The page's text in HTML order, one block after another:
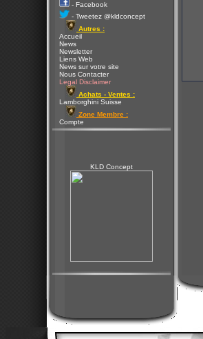
- Facebook
- Tweetez @kldconcept
Autres :
Accueil
News
Newsletter
Liens Web
News sur votre site
Nous Contacter
Legal Disclaimer
Achats - Ventes :
Lamborghini Suisse
Zone Membre :
Compte
KLD Concept